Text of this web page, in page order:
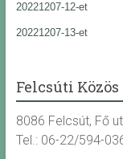
20221207-12-et
20221207-13-et
Felcsúti
8086 Felcsút, Fő
Tel.: 06-22/594-